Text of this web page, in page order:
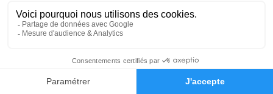
Faire-part Hommages
Inhumation d'urne
Cimetière de Tancarville
La Courte Côte